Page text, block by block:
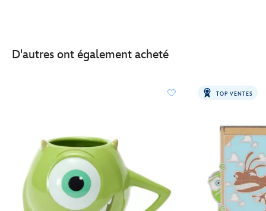
D'autres ont également acheté
TOP VENTES